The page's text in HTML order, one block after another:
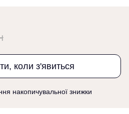
коли з'явиться
накопичувальної знижки